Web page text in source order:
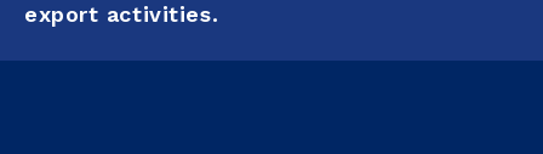
export activities.